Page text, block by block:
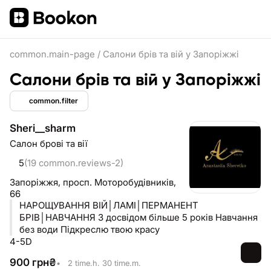
common.main-page / Салони брів та вій у Запоріжжі
Салони брів та вій у Запоріжжі
common.filter
Sheri__sharm
Салон брові та вії
5(19 common.reviews-2)
Запоріжжя, просп. Моторобудівників,
66
НАРОЩУВАННЯ ВІЙ│ЛАМІ│ПЕРМАНЕНТ
БРІВ│НАВЧАННЯ З досвідом більше 5 років Навчання
без води Підкреслю твою красу
4-5D
900 грн₴• 2 time.h. 30 time.m.